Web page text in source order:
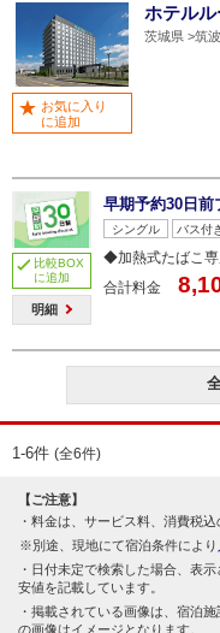
ホテル
茨城県 筑
お気に入り
に追加
比較BOX
に追加
明細
早期予約30日前
シングル バス付
◆加熱式たばこ
合計料金
1-6件 (全6件)
【ご注意】
料金は、サービス料、消費税込
別途、現地にて宿泊条件により
日付未定で検索した場合、表
安値を記載しています。
掲載されている画像は、宿泊
の画像はイメージとなります。